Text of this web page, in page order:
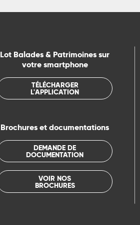
Lot Balades & Patrimoines sur
votre smartphone
TÉLÉCHARGER
L'APPLICATION
Brochures et documentations
DEMANDE DE
DOCUMENTATION
VOIR NOS
BROCHURES